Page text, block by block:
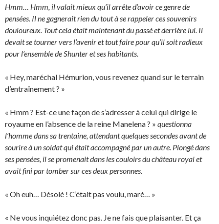
Hmm… Hmm, il valait mieux qu’il arrête d’avoir ce genre de
pensées. Il ne gagnerait rien du tout à se rappeler ces souvenirs
douloureux. Tout cela était maintenant du passé et derrière lui. Il
devait se tourner vers l’avenir et tout faire pour qu’il soit radieux
pour l’ensemble de Shunter et ses habitants.
« Hey, maréchal Hémurion, vous revenez quand sur le terrain
d’entraînement ? »
« Hmm ? Est-ce une façon de s’adresser à celui qui dirige le
royaume en l’absence de la reine Manelena ? » questionna
l’homme dans sa trentaine, attendant quelques secondes avant de
sourire à un soldat qui était accompagné par un autre. Plongé dans
ses pensées, il se promenait dans les couloirs du château royal et
avait fini par tomber sur ces deux personnes.
« Oh euh… Désolé ! C’était pas voulu, maré… »
« Ne vous inquiétez donc pas. Je ne fais que plaisanter. Et ça